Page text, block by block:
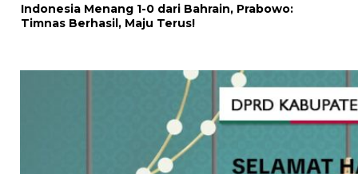
Indonesia Menang 1-0 dari Bahrain, Prabowo:
Timnas Berhasil, Maju Terus!